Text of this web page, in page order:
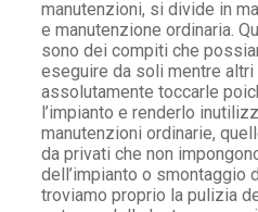
manutenzioni, si divide in
e manutenzione ordinaria.
sono dei compiti che
eseguire da soli mentre
assolutamente toccarle
l’impianto e renderlo
manutenzioni ordinarie,
da privati che non
dell’impianto o smontaggio
troviamo proprio la pulizia